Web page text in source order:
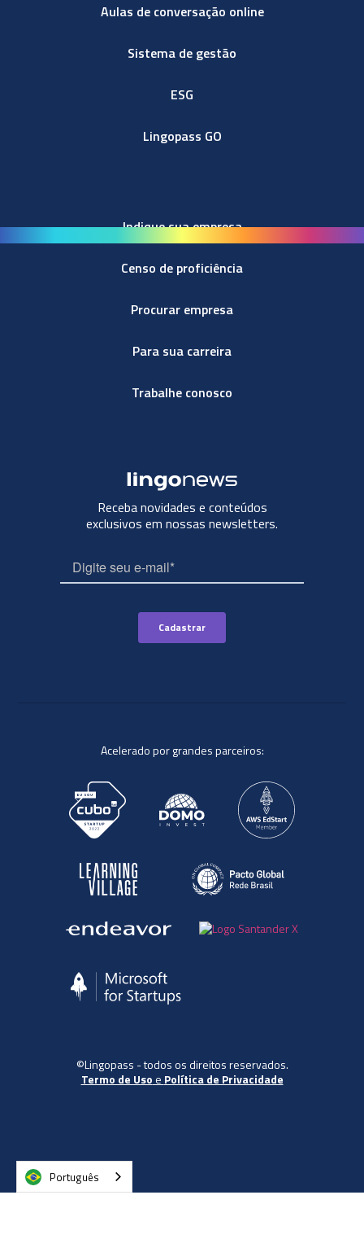
Aulas de conversação online
Sistema de gestão
ESG
Lingopass GO
Indique sua empresa
Censo de proficiência
Procurar empresa
Para sua carreira
Trabalhe conosco
Receba novidades e conteúdos
exclusivos em nossas newsletters.
Acelerado por grandes parceiros:
©Lingopass - todos os direitos reservados.
Termo de Uso e Política de Privacidade
Português